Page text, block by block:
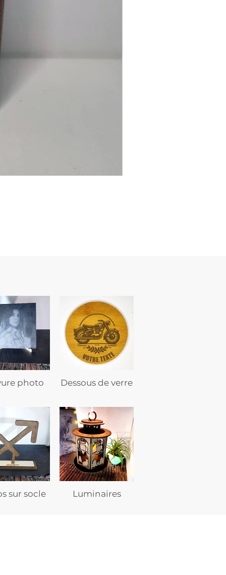
photo Dessous de verre
sur socle Luminaires